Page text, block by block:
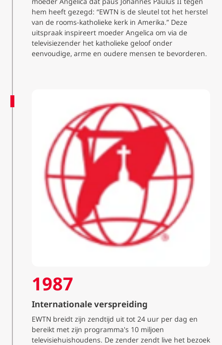
hem heeft gezegd: “EWTN is de sleutel tot het herstel
van de rooms-katholieke kerk in Amerika.” Deze
uitspraak inspireert moeder Angelica om via de
televisiezender het katholieke geloof onder
eenvoudige, arme en oudere mensen te bevorderen.
1987
Internationale verspreiding
EWTN breidt zijn zendtijd uit tot 24 uur per dag en
bereikt met zijn programma's 10 miljoen
televisiehuishoudens. De zender zendt live het bezoek